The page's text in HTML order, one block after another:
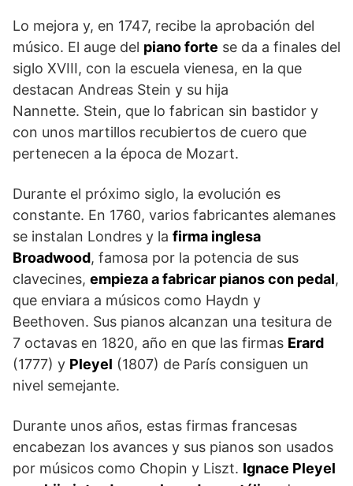
Lo mejora y, en 1747, recibe la aprobación del
músico. El auge del piano forte se da a finales del
siglo XVIII, con la escuela vienesa, en la que
destacan Andreas Stein y su hija
Nannette. Stein, que lo fabrican sin bastidor y
con unos martillos recubiertos de cuero que
pertenecen a la época de Mozart.
Durante el próximo siglo, la evolución es
constante. En 1760, varios fabricantes alemanes
se instalan Londres y la firma inglesa
Broadwood, famosa por la potencia de sus
clavecines, empieza a fabricar pianos con pedal,
que enviara a músicos como Haydn y
Beethoven. Sus pianos alcanzan una tesitura de
7 octavas en 1820, año en que las firmas Erard
(1777) y Pleyel (1807) de París consiguen un
nivel semejante.
Durante unos años, estas firmas francesas
encabezan los avances y sus pianos son usados
por músicos como Chopin y Liszt. Ignace Pleyel